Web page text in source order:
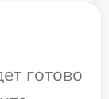
готово